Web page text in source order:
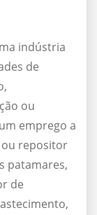
indústria
de
ou
emprego a
repositor
patamares,
de